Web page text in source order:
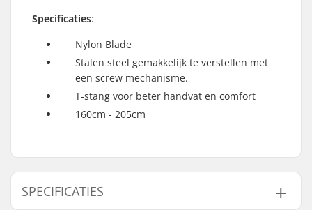
Specificaties:
Nylon Blade
Stalen steel gemakkelijk te verstellen met
een screw mechanisme.
T-stang voor beter handvat en comfort
160cm - 205cm
SPECIFICATIES